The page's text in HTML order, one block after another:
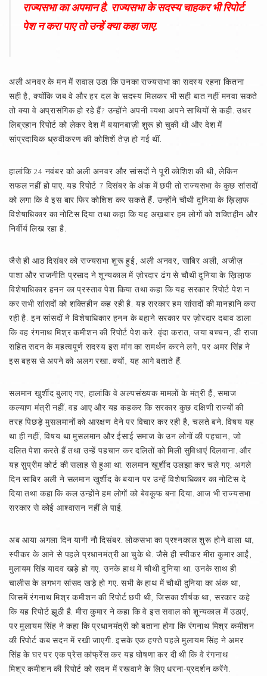
राज्यसभा का अपमान है. राज्यसभा के सदस्य चाहकर भी रिपोर्ट
पेश न करा पाए तो उन्हें क्या कहा जाए.
अली अनवर के मन में सवाल उठा कि उनका राज्यसभा का सदस्य रहना कितना
सही है, क्योंकि जब वे और हर दल के सदस्य मिलकर भी सही बात नहीं मनवा सकते
तो क्या वे अप्रासंगिक हो रहे हैं? उन्होंने अपनी व्यथा अपने साथियों से कही. उधर
लिब्रहान रिपोर्ट को लेकर देश में बयानबाज़ी शुरू हो चुकी थी और देश में
सांप्रदायिक ध्रुवीकरण की कोशिशें तेज़ हो गई थीं.
हालांकि 24 नवंबर को अली अनवर और सांसदों ने पूरी कोशिश की थी, लेकिन
सफल नहीं हो पाए. यह रिपोर्ट 7 दिसंबर के अंक में छपी तो राज्यसभा के कुछ सांसदों
को लगा कि वे इस बार फिर कोशिश कर सकते हैं. उन्होंने चौथी दुनिया के ख़िला़फ
विशेषाधिकार का नोटिस दिया तथा कहा कि यह अख़बार हम लोगों को शक्तिहीन और
निर्वीर्य लिख रहा है.
जैसे ही आठ दिसंबर को राज्यसभा शुरू हुई, अली अनवर, साबिर अली, अजीज़
पाशा और राजनीति प्रसाद ने शून्यकाल में ज़ोरदार ढंग से चौथी दुनिया के ख़िला़फ
विशेषाधिकार हनन का प्रस्ताव पेश किया तथा कहा कि यह सरकार रिपोर्ट पेश न
कर सभी सांसदों को शक्तिहीन कह रही है. यह सरकार हम सांसदों की मानहानि करा
रही है. इन सांसदों ने विशेषाधिकार हनन के बहाने सरकार पर ज़ोरदार दबाव डाला
कि वह रंगनाथ मिश्र कमीशन की रिपोर्ट पेश करे. वृंदा करात, जया बच्चन, डी राजा
सहित सदन के महत्वपूर्ण सदस्य इस मांग का समर्थन करने लगे, पर अमर सिंह ने
इस बहस से अपने को अलग रखा. क्यों, यह आगे बताते हैं.
सलमान खुर्शीद बुलाए गए, हालांकि वे अल्पसंख्यक मामलों के मंत्री हैं, समाज
कल्याण मंत्री नहीं. वह आए और यह कहकर कि सरकार कुछ दक्षिणी राज्यों की
तरह पिछड़े मुसलमानों को आरक्षण देने पर विचार कर रही है, चलते बने. विषय यह
था ही नहीं, विषय था मुसलमान और ईसाई समाज के उन लोगों की पहचान, जो
दलित पेशा करते हैं तथा उन्हें पहचान कर दलितों को मिली सुविधाएं दिलवाना. और
यह सुप्रीम कोर्ट की सलाह से हुआ था. सलमान खुर्शीद उलझा कर चले गए. अगले
दिन साबिर अली ने सलमान खुर्शीद के बयान पर उन्हें विशेषाधिकार का नोटिस दे
दिया तथा कहा कि कल उन्होंने हम लोगों को बेवकूफ बना दिया. आज भी राज्यसभा
सरकार से कोई आश्वासन नहीं ले पाई.
अब आया अगला दिन यानी नौ दिसंबर. लोकसभा का प्रश्नकाल शुरू होने वाला था,
स्पीकर के आने से पहले प्रधानमंत्री आ चुके थे. जैसे ही स्पीकर मीरा कुमार आईं,
मुलायम सिंह यादव खड़े हो गए. उनके हाथ में चौथी दुनिया था. उनके साथ ही
चालीस के लगभग सांसद खड़े हो गए. सभी के हाथ में चौथी दुनिया का अंक था,
जिसमें रंगनाथ मिश्र कमीशन की रिपोर्ट छपी थी, जिसका शीर्षक था, सरकार कहे
कि यह रिपोर्ट झूठी है. मीरा कुमार ने कहा कि वे इस सवाल को शून्यकाल में उठाएं,
पर मुलायम सिंह ने कहा कि प्रधानमंत्री को बताना होगा कि रंगनाथ मिश्र कमीशन
की रिपोर्ट कब सदन में रखी जाएगी. इसके एक हफ्ते पहले मुलायम सिंह ने अमर
सिंह के घर पर एक प्रेस कांफ्रेंस कर यह घोषणा कर दी थी कि वे रंगनाथ
मिश्र कमीशन की रिपोर्ट को सदन में रखवाने के लिए धरना-प्रदर्शन करेंगे.